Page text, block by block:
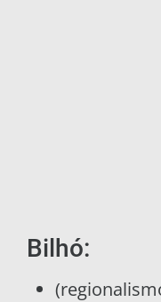
Bilhó: